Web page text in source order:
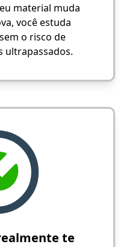
material muda
você estuda
o risco de
ultrapassados.
te